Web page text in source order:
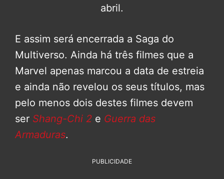
abril.
E assim será encerrada a Saga do
Multiverso. Ainda há três filmes que a
Marvel apenas marcou a data de estreia
e ainda não revelou os seus títulos, mas
pelo menos dois destes filmes devem
ser Shang-Chi 2 e Guerra das
Armaduras.
PUBLICIDADE